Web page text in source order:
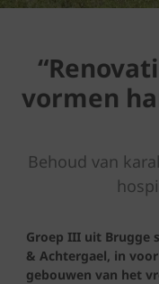
vormen
Behoud van
Groep III uit Brugge
& Achtergael, in
gebouwen van het